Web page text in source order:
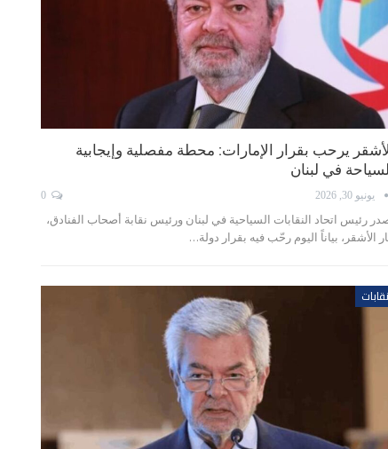
الأشقر يرحب بقرار الإمارات: محطة مفصلية وإيجابية
في لبنان
يونيو 30, 2026
رئيس اتحاد النقابات السياحية في لبنان ورئيس نقابة أصحاب الفنادق،
الأشقر، بياناً اليوم رحّب فيه بقرار دولة…
نقابات